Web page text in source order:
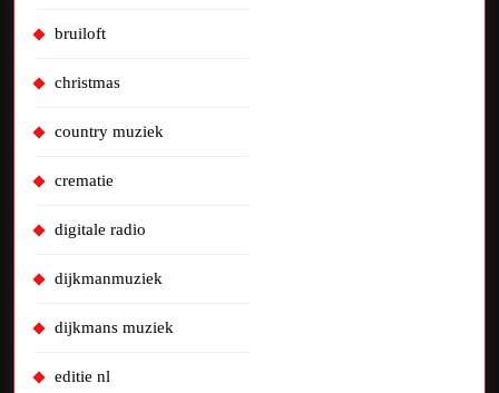
bruiloft
christmas
country muziek
crematie
digitale radio
dijkmanmuziek
dijkmans muziek
editie nl